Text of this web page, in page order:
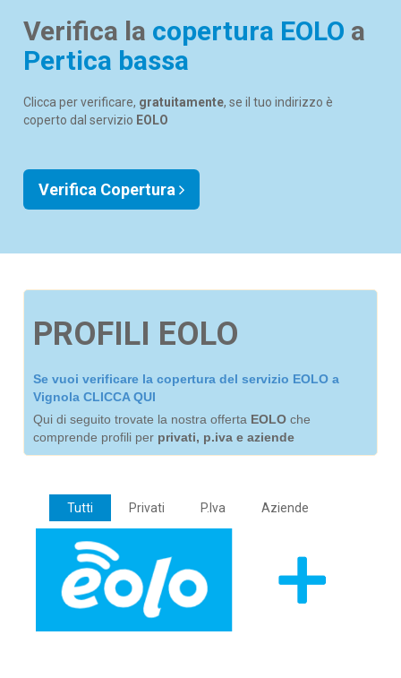
Verifica la copertura EOLO a
Pertica bassa
Clicca per verificare, gratuitamente, se il tuo indirizzo è
coperto dal servizio EOLO
Verifica Copertura
PROFILI EOLO
Se vuoi verificare la copertura del servizio EOLO a
Vignola CLICCA QUI
Qui di seguito trovate la nostra offerta EOLO che
comprende profili per privati, p.iva e aziende
Tutti Privati P.Iva Aziende